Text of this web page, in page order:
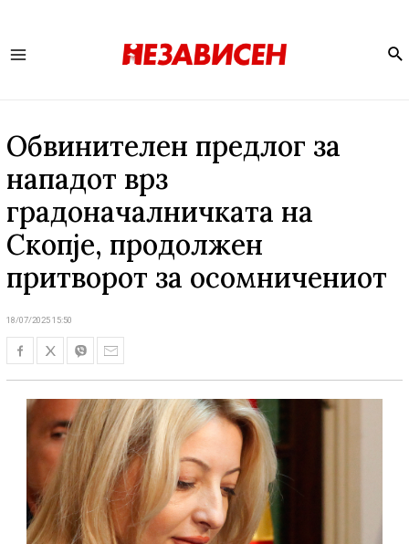
Обвинителен предлог за
нападот врз
градоначалничката на
Скопје, продолжен
притворот за осомничениот
18/07/2025 15:50